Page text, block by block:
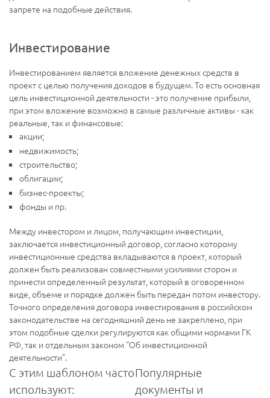
запрете на подобные действия.
Инвестирование
Инвестированием является вложение денежных средств в
проект с целью получения доходов в будущем. То есть основная
цель инвестиционной деятельности - это получение прибыли,
при этом вложение возможно в самые различные активы - как
реальные, так и финансовые:
акции;
недвижимость;
строительство;
облигации;
бизнес-проекты;
фонды и пр.
Между инвестором и лицом, получающим инвестиции,
заключается инвестиционный договор, согласно которому
инвестиционные средства вкладываются в проект, который
должен быть реализован совместными усилиями сторон и
принести определенный результат, который в оговоренном
виде, объеме и порядке должен быть передан потом инвестору.
Точного определения договора инвестирования в российском
законодательстве на сегодняшний день не закреплено, при
этом подобные сделки регулируются как общими нормами ГК
РФ, так и отдельным законом “Об инвестиционной
деятельности”.
С этим шаблоном часто
используют:
Популярные
документы и